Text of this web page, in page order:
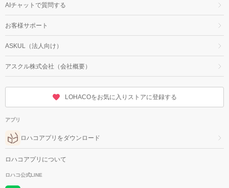
AIチャットで質問する
お客様サポート
ASKUL（法人向け）
アスクル株式会社（会社概要）
LOHACOをお気に入りストアに登録する
アプリ
ロハコアプリをダウンロード
ロハコアプリについて
ロハコ公式LINE